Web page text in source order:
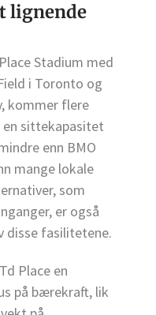
lignende
Stadium med
i Toronto og
kommer flere
en sittekapasitet
enn BMO
mange lokale
som
er også
disse fasilitetene.
Place en
på bærekraft, lik